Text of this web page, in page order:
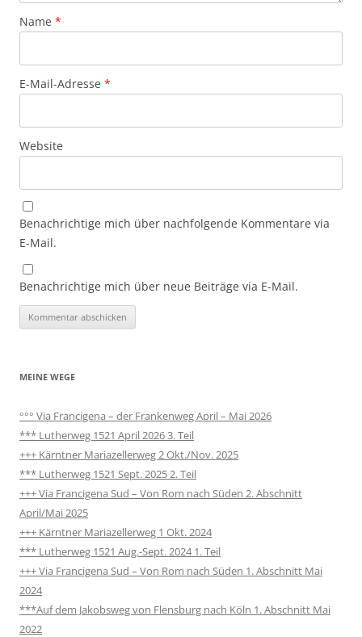
Name *
E-Mail-Adresse *
Website
Benachrichtige mich über nachfolgende Kommentare via
E-Mail.
Benachrichtige mich über neue Beiträge via E-Mail.
MEINE WEGE
°°° Via Francigena – der Frankenweg April – Mai 2026
*** Lutherweg 1521 April 2026 3. Teil
+++ Kärntner Mariazellerweg 2 Okt./Nov. 2025
*** Lutherweg 1521 Sept. 2025 2. Teil
+++ Via Francigena Sud – Von Rom nach Süden 2. Abschnitt
April/Mai 2025
+++ Kärntner Mariazellerweg 1 Okt. 2024
*** Lutherweg 1521 Aug.-Sept. 2024 1. Teil
+++ Via Francigena Sud – Von Rom nach Süden 1. Abschnitt Mai
2024
***Auf dem Jakobsweg von Flensburg nach Köln 1. Abschnitt Mai
2022